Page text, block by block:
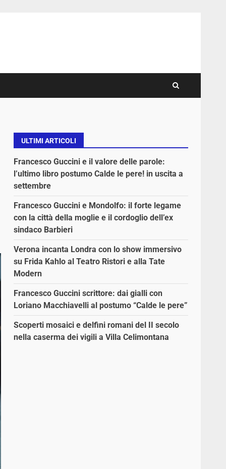
ULTIMI ARTICOLI
Francesco Guccini e il valore delle parole:
l’ultimo libro postumo Calde le pere! in uscita a
settembre
Francesco Guccini e Mondolfo: il forte legame
con la città della moglie e il cordoglio dell’ex
sindaco Barbieri
Verona incanta Londra con lo show immersivo
su Frida Kahlo al Teatro Ristori e alla Tate
Modern
Francesco Guccini scrittore: dai gialli con
Loriano Macchiavelli al postumo “Calde le pere”
Scoperti mosaici e delfini romani del II secolo
nella caserma dei vigili a Villa Celimontana